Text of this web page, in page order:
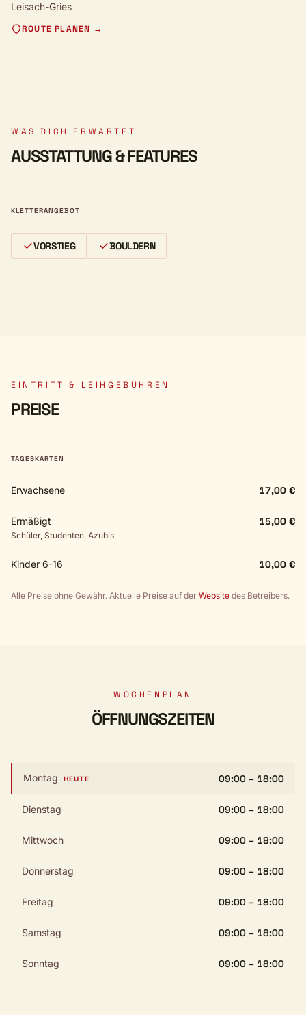
Leisach-Gries
ROUTE PLANEN →
WAS DICH ERWARTET
AUSSTATTUNG & FEATURES
KLETTERANGEBOT
VORSTIEG BOULDERN
EINTRITT & LEIHGEBÜHREN
PREISE
TAGESKARTEN
Erwachsene 17,00 €
Ermäßigt
Schüler, Studenten, Azubis
15,00 €
Kinder 6-16 10,00 €
Alle Preise ohne Gewähr. Aktuelle Preise auf der Website des Betreibers.
WOCHENPLAN
ÖFFNUNGSZEITEN
Montag HEUTE 09:00 – 18:00
Dienstag 09:00 – 18:00
Mittwoch 09:00 – 18:00
Donnerstag 09:00 – 18:00
Freitag 09:00 – 18:00
Samstag 09:00 – 18:00
Sonntag 09:00 – 18:00